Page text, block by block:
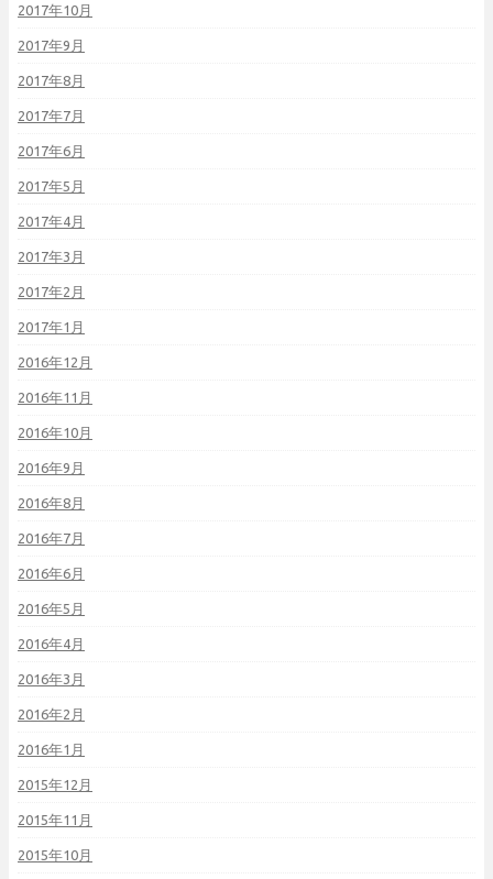
2017年10月
2017年9月
2017年8月
2017年7月
2017年6月
2017年5月
2017年4月
2017年3月
2017年2月
2017年1月
2016年12月
2016年11月
2016年10月
2016年9月
2016年8月
2016年7月
2016年6月
2016年5月
2016年4月
2016年3月
2016年2月
2016年1月
2015年12月
2015年11月
2015年10月